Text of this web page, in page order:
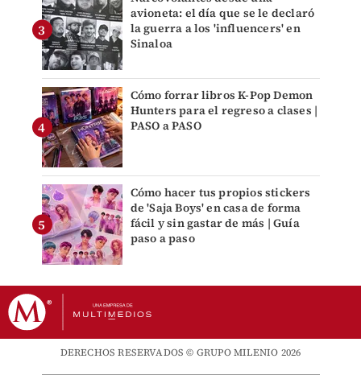
avioneta: el día que se le declaró
la guerra a los 'influencers' en
Sinaloa
Cómo forrar libros K-Pop Demon
Hunters para el regreso a clases |
PASO a PASO
Cómo hacer tus propios stickers
de 'Saja Boys' en casa de forma
fácil y sin gastar de más | Guía
paso a paso
DERECHOS RESERVADOS © GRUPO MILENIO 2026